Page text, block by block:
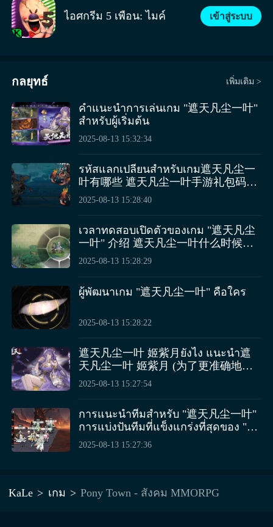
ปลา, ปีกมังกร หรือฟันแหลม เพื่อทำให้ม้าโพนี่ของ
คุณโดดเด่น แล้วเสริมด้วยชุดและเครื่องประดับต่างๆ
เพื่อเพิ่มเสน่ห์ให้แก่ม้าโพนี่ของคุณ รายการปรับแต่ง
ในเมือง พูดคุยเกี่ยวกับวันของคุณ หรือดูว่าผู้เล่นคนอื่น
กำลังทำอะไร มีสิ่งใหม่ๆ ให้ดูเสมอในหมู่บ้านม้าโพนี่
มีผู้คนจากทั่วโลกนับพันนับหมื่นเล่นพร้อมกัน คุณจะได้
พบกับคนที่มีความสนใจเหมือนกันแน่นอน เพื่อคุยกัน
และทำความรู้จักเพื่อนใหม่! สร้างหมู่บ้านของคุณเอง
บ้านริมแม่น้ำใกล้กับป่าลึกลับ เป็นที่พักสบายสำหรับ
คุณและเพื่อนๆ หรือใช้เพื่อวัตถุประสงค์อื่นๆ? ขึ้นอยู่
กับคุณ! นอกจากแผนที่หลักแล้ว ผู้เล่นแต่ละคน
สามารถสร้างหมู่บ้านของตนเองบนเกาะส่วนตัว ใช้พืช
เฟอร์นิเจอร์ กระเบื้องพื้น ผนังที่แตกต่างกัน ฯลฯ เพื่อ
ตกแต่งภายในและบริเวณรอบๆ บ้านตามใจชอบ!
บทบาทสมมติ วันนี้คุณอยากเป็นใคร? มารับบทบาท
เป็นตัวละครจากวงการแฟนคลับต่างๆ รับบทบาทเป็น
ช่างขนมที่ร้านขนม หรือจัดปาร์ตี้บทบาทสมมติขนาด
ใหญ่กับเพื่อนๆ บนเกาะส่วนตัวของคุณ ผู้เล่นที่ได้รับ
เชิญเข้าร่วมปาร์ตี้จะสามารถเข้าถึงแผนที่ของคุณ ซึ่ง
หมายความว่าการผจญภัยในการเล่นบทบาทสมมติ
ของคุณสามารถดำเนินไปในสถานที่ต่างๆ ทำให้ทุก
อย่างสดใหม่และสนุกสนานอยู่เสมอ MMORPG ที่ให้
คุณแสดงออก หากคุณกำลังมองหาเกม RPG ที่
สามารถค้นหาเพื่อนที่มีความสนใจเหมือนกันในโลก
เวทย์มนตร์ที่คุณสร้างขึ้น หมู่บ้านม้าโพนี่รุ้งก็คือทาง
เลือกที่ดีที่สุดของคุณ!】 (โปรดทราบว่าคำว่า
"единорог" และ "пegasus" ไม่ได้เป็นภาษาไทย หาก
คุณต้องการให้ฉันแก้ไขให้เป็นภาษาไทย กรุณาบอก
ฉัน)
ไอศกรีม 5 เพื่อน: ไมค์ เข้าสู่ระบบ
กลยุทธ์ เพิ่มเติม >
คำแนะนำการเล่นเกม "遮天凡尘一叶"
สำหรับผู้เริ่มต้น
2025-08-13 15:32:34
รหัสแลกเปลี่ยนสำหรับเกม遮天凡尘一
叶有哪些 遮天凡尘一叶手游礼包码分
享 正确翻译应为： รหัสแลกเปลี่ยน
"遮天凡尘一叶" 但为了保持原意和流
畅性，更合适的翻译是： รหัสแลก
เปลี่ยนของเกม "遮天凡尘一叶" มีอะไร
ถือ "遮天凡尘一叶" 不过，游戏名称
"遮天凡尘一叶" 应该保留其原始形
最终翻译如下： รหัสแลกเปลี่ยนของ
เกม "遮天凡尘一叶" มีอะไรบ้าง แบ่ง
ปันรหัสของขวัญสำหรับเกมมือถือ "遮
天凡尘一叶"
2025-08-13 15:28:40
เวลาทดสอบเปิดตัวของเกม "遮天凡尘
一叶" 介绍 遮天凡尘一叶什么时候公
测 翻译成泰语后为： การแนะนำเวลา
天凡尘一叶" คือเมื่อไหร่ 请注意，游戏
有名词通常保持原样。但如果需要将
2025-08-13 15:28:29
ผู้พัฒนาเกม "遮天凡尘一叶" คือใคร
2025-08-13 15:28:22
遮天凡尘一叶 姬紫月ยังไง แนะนำ遮
天凡尘一叶 姬紫月 (为了更准确地翻
译，需要更多关于“遮天凡尘一叶姬紫
凡尘一叶姬紫月”被保留为原文，因为
没有具体的上下文来确定其最佳翻译
方式。) 如果需要将“遮天凡尘一叶姬
角色名或特定名词会保持原样不翻
2025-08-13 15:27:54
การแนะนำทีมสำหรับ "遮天凡尘一叶"
การแบ่งปันทีมที่แข็งแกร่งที่สุดของ "遮
天凡尘一叶" （请注意，"遮天凡尘一
内容，请提供更多的上下文以便更准
2025-08-13 15:27:36
KaLe เกม Pony Town - สังคม MMORPG